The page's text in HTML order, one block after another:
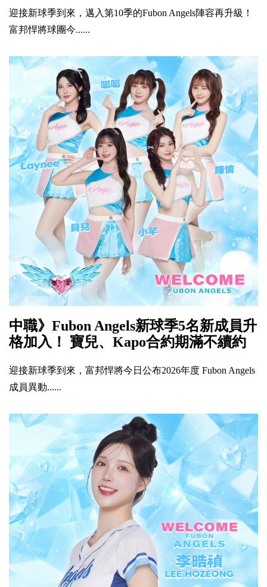
迎接新球季到來，邁入第10季的Fubon Angels陣容再升級！
富邦悍將球團今......
中職》Fubon Angels新球季5名新成員升
格加入！ 寶兒、Kapo合約期滿不續約
迎接新球季到來，富邦悍將今日公布2026年度 Fubon Angels
成員異動......